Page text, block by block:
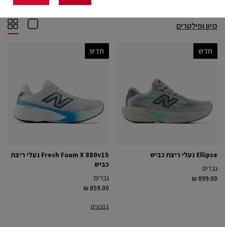
מיון ופילטרים
Ellipse נעלי ריצת כביש
גברים
₪ 899.00
חדש
Fresh Foam X 880v15 נעלי ריצת
כביש
גברים
₪ 859.00
1 צבעים
חדש